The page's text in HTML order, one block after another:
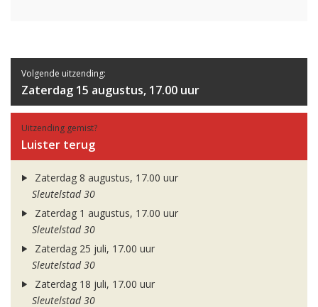
Volgende uitzending:
Zaterdag 15 augustus, 17.00 uur
Uitzending gemist?
Luister terug
Zaterdag 8 augustus, 17.00 uur
Sleutelstad 30
Zaterdag 1 augustus, 17.00 uur
Sleutelstad 30
Zaterdag 25 juli, 17.00 uur
Sleutelstad 30
Zaterdag 18 juli, 17.00 uur
Sleutelstad 30